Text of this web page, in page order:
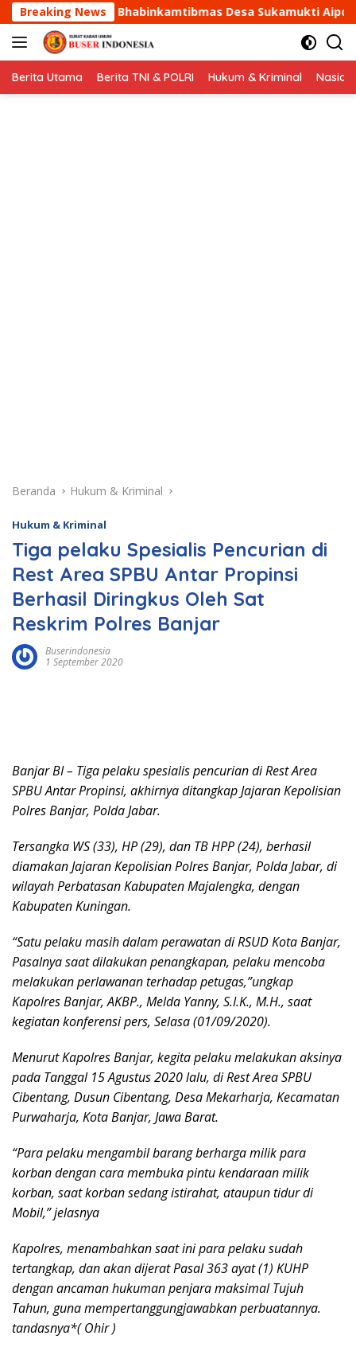
Langsung
ke
konten
Breaking News
Desa Sukamukti Aipda Agus Sukmana Laksanakan
Berita Utama Berita TNI & POLRI Hukum & Kriminal
Beranda Hukum & Kriminal
Hukum & Kriminal
Tiga pelaku Spesialis Pencurian di
Rest Area SPBU Antar Propinsi
Berhasil Diringkus Oleh Sat
Reskrim Polres Banjar
Buserindonesia
1 September 2020
Banjar BI – Tiga pelaku spesialis pencurian di Rest Area
SPBU Antar Propinsi, akhirnya ditangkap Jajaran Kepolisian
Polres Banjar, Polda Jabar.
Tersangka WS (33), HP (29), dan TB HPP (24), berhasil
diamakan Jajaran Kepolisian Polres Banjar, Polda Jabar, di
wilayah Perbatasan Kabupaten Majalengka, dengan
Kabupaten Kuningan.
“Satu pelaku masih dalam perawatan di RSUD Kota Banjar,
Pasalnya saat dilakukan penangkapan, pelaku mencoba
melakukan perlawanan terhadap petugas,”ungkap
Kapolres Banjar, AKBP., Melda Yanny, S.I.K., M.H., saat
kegiatan konferensi pers, Selasa (01/09/2020).
Menurut Kapolres Banjar, kegita pelaku melakukan aksinya
pada Tanggal 15 Agustus 2020 lalu, di Rest Area SPBU
Cibentang, Dusun Cibentang, Desa Mekarharja, Kecamatan
Purwaharja, Kota Banjar, Jawa Barat.
“Para pelaku mengambil barang berharga milik para
korban dengan cara membuka pintu kendaraan milik
korban, saat korban sedang istirahat, ataupun tidur di
Mobil,” jelasnya
Kapolres, menambahkan saat ini para pelaku sudah
tertangkap, dan akan dijerat Pasal 363 ayat (1) KUHP
dengan ancaman hukuman penjara maksimal Tujuh
Tahun, guna mempertanggungjawabkan perbuatannya.
tandasnya*( Ohir )